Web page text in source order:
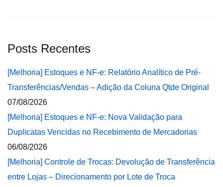
Posts Recentes
[Melhoria] Estoques e NF-e: Relatório Analítico de Pré-
Transferências/Vendas – Adição da Coluna Qtde Original
07/08/2026
[Melhoria] Estoques e NF-e: Nova Validação para
Duplicatas Vencidas no Recebimento de Mercadorias
06/08/2026
[Melhoria] Controle de Trocas: Devolução de Transferência
entre Lojas – Direcionamento por Lote de Troca